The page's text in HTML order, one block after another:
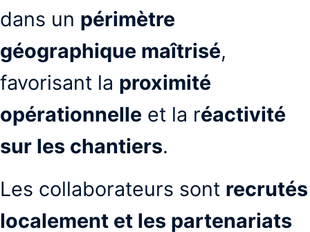
dans un périmètre
géographique maîtrisé,
favorisant la proximité
opérationnelle et la réactivité
sur les chantiers.
Les collaborateurs sont recrutés
localement et les partenariats